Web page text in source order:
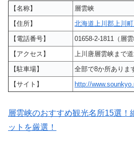
【名称】
層雲峡
【住所】
北海道上川郡上川
【電話番号】
01658-2-1811（層雲
【アクセス】
上川唐層雲峡まで
【駐車場】
全部で8か所ありま
【サイト】
http://
層雲峡のおすすめ観光名所15選！
ットを厳選！